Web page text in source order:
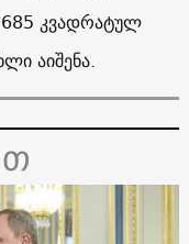
კვადრატულ
აიშენა.